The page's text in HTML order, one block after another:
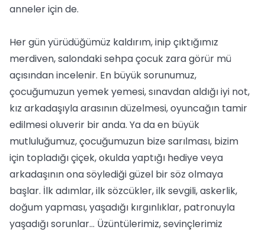
anneler için de.
Her gün yürüdüğümüz kaldırım, inip çıktığımız
merdiven, salondaki sehpa çocuk zara görür mü
açısından incelenir. En büyük sorunumuz,
çocuğumuzun yemek yemesi, sınavdan aldığı iyi not,
kız arkadaşıyla arasının düzelmesi, oyuncağın tamir
edilmesi oluverir bir anda. Ya da en büyük
mutluluğumuz, çocuğumuzun bize sarılması, bizim
için topladığı çiçek, okulda yaptığı hediye veya
arkadaşının ona söylediği güzel bir söz olmaya
başlar. İlk adımlar, ilk sözcükler, ilk sevgili, askerlik,
doğum yapması, yaşadığı kırgınlıklar, patronuyla
yaşadığı sorunlar… Üzüntülerimiz, sevinçlerimiz